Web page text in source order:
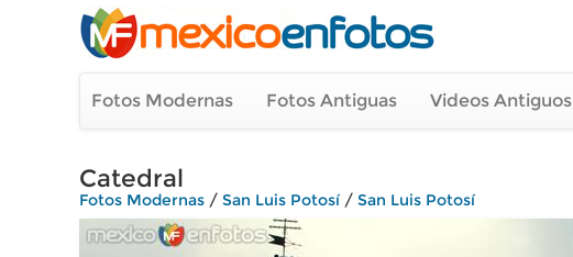
Fotos Modernas Fotos Antiguas Videos Antiguos
Catedral
Fotos Modernas / San Luis Potosí / San Luis Potosí